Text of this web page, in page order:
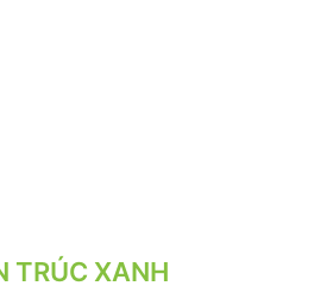
TRÚC XANH